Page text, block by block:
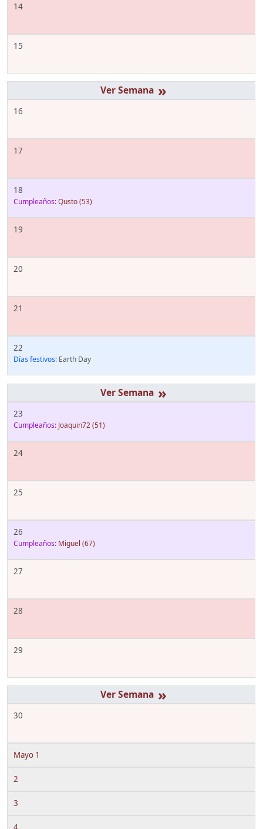
14
15
»
16
17
18
Cumpleaños:Qusto(53)
19
20
21
22
Días festivos: Earth Day
»
23
Cumpleaños: Joaquin72(51)
24
25
26
Cumpleaños: Miguel (67)
27
28
29
»
30
Mayo 1
2
3